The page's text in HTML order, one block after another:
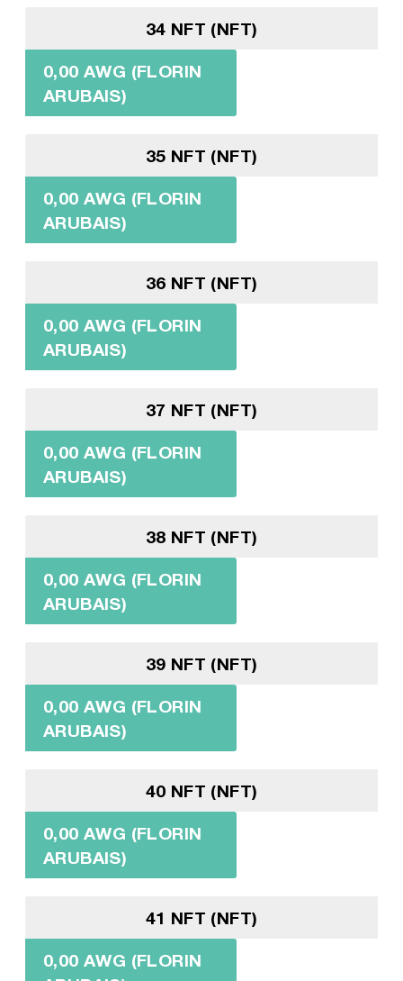
34 NFT (NFT)
0,00 AWG (FLORIN
ARUBAIS)
35 NFT (NFT)
0,00 AWG (FLORIN
ARUBAIS)
36 NFT (NFT)
0,00 AWG (FLORIN
ARUBAIS)
37 NFT (NFT)
0,00 AWG (FLORIN
ARUBAIS)
38 NFT (NFT)
0,00 AWG (FLORIN
ARUBAIS)
39 NFT (NFT)
0,00 AWG (FLORIN
ARUBAIS)
40 NFT (NFT)
0,00 AWG (FLORIN
ARUBAIS)
41 NFT (NFT)
0,00 AWG (FLORIN